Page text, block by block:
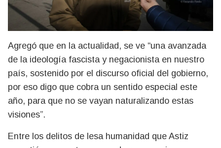
Agregó que en la actualidad, se ve “una avanzada
de la ideología fascista y negacionista en nuestro
país, sostenido por el discurso oficial del gobierno,
por eso digo que cobra un sentido especial este
año, para que no se vayan naturalizando estas
visiones”.
Entre los delitos de lesa humanidad que Astiz